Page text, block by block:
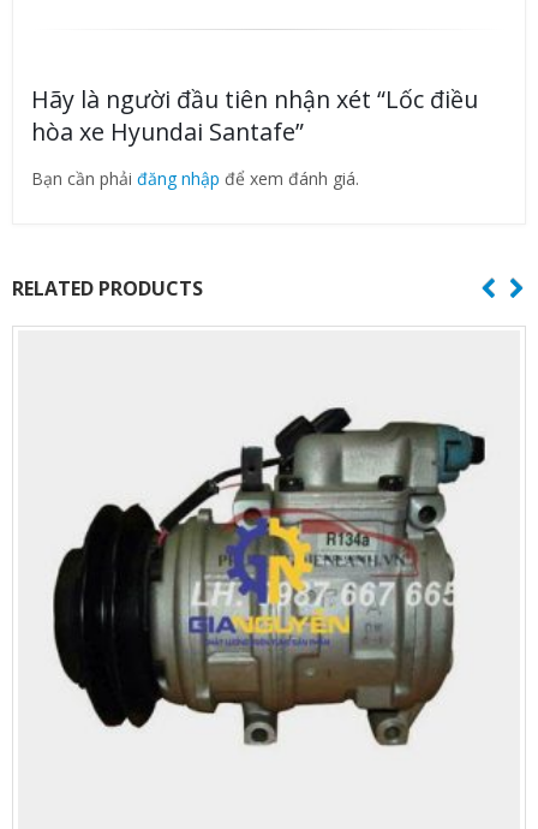
Hãy là người đầu tiên nhận xét “Lốc điều
hòa xe Hyundai Santafe”
Bạn cần phải đăng nhập để xem đánh giá.
RELATED PRODUCTS